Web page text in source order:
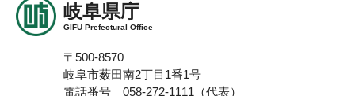
岐阜県庁
GIFU Prefectural Office
〒500-8570
岐阜市薮田南2丁目1番1号
電話番号 058-272-1111（代表）